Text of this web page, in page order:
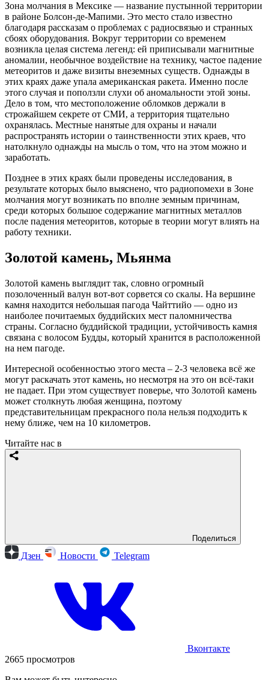
Зона молчания в Мексике — название пустынной территории
в районе Болсон-де-Мапими. Это место стало известно
благодаря рассказам о проблемах с радиосвязью и странных
сбоях оборудования. Вокруг территории со временем
возникла целая система легенд: ей приписывали магнитные
аномалии, необычное воздействие на технику, частое падение
метеоритов и даже визиты внеземных существ. Однажды в
этих краях даже упала американская ракета. Именно после
этого случая и поползли слухи об аномальности этой зоны.
Дело в том, что местоположение обломков держали в
строжайшем секрете от СМИ, а территория тщательно
охранялась. Местные нанятые для охраны и начали
распространять истории о таинственности этих краев, что
натолкнуло однажды на мысль о том, что на этом можно и
заработать.
Позднее в этих краях были проведены исследования, в
результате которых было выяснено, что радиопомехи в Зоне
молчания могут возникать по вполне земным причинам,
среди которых большое содержание магнитных металлов
после падения метеоритов, которые в теории могут влиять на
работу техники.
Золотой камень, Мьянма
Золотой камень выглядит так, словно огромный
позолоченный валун вот-вот сорвется со скалы. На вершине
камня находится небольшая пагода Чайттийо — одно из
наиболее почитаемых буддийских мест паломничества
страны. Согласно буддийской традиции, устойчивость камня
связана с волосом Будды, который хранится в расположенной
на нем пагоде.
Интересной особенностью этого места – 2-3 человека всё же
могут раскачать этот камень, но несмотря на это он всё-таки
не падает. При этом существует поверье, что Золотой камень
может столкнуть любая женщина, поэтому
представительницам прекрасного пола нельзя подходить к
нему ближе, чем на 10 километров.
Читайте нас в
Поделиться
Дзен Новости Telegram
Вконтакте
2665 просмотров